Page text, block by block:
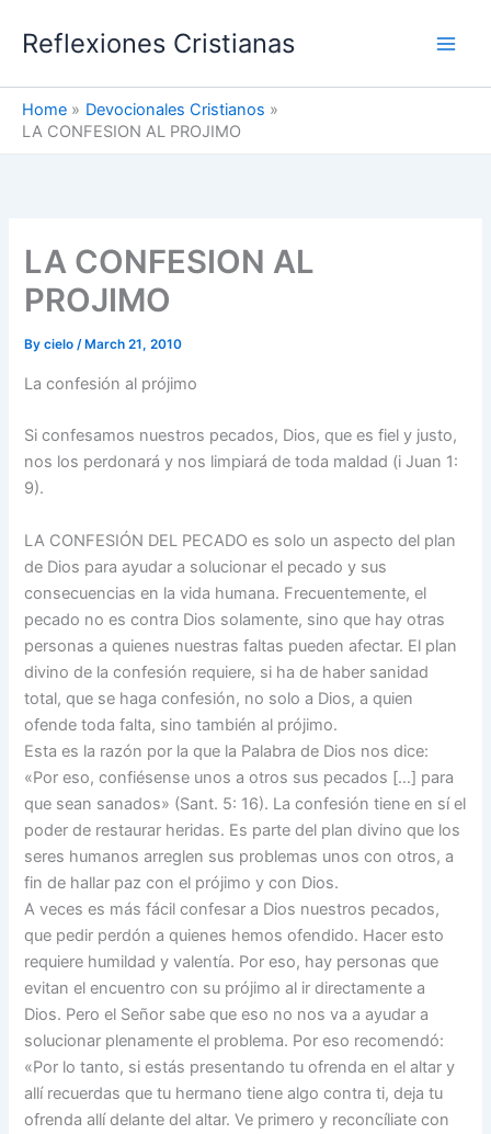
Reflexiones Cristianas
Home
Devocionales Cristianos
LA CONFESION AL PROJIMO
LA CONFESION AL
PROJIMO
Bycielo/ March 21, 2010
La confesión al prójimo
Si confesamos nuestros pecados, Dios, que es fiel y justo,
nos los perdonará y nos limpiará de toda maldad (i Juan 1:
9).
LA CONFESIÓN DEL PECADO es solo un aspecto del plan
de Dios para ayudar a solucionar el pecado y sus
consecuencias en la vida humana. Frecuentemente, el
pecado no es contra Dios solamente, sino que hay otras
personas a quienes nuestras faltas pueden afectar. El plan
divino de la confesión requiere, si ha de haber sanidad
total, que se haga confesión, no solo a Dios, a quien
ofende toda falta, sino también al prójimo.
Esta es la razón por la que la Palabra de Dios nos dice:
«Por eso, confiésense unos a otros sus pecados […] para
que sean sanados» (Sant. 5: 16). La confesión tiene en sí el
poder de restaurar heridas. Es parte del plan divino que los
seres humanos arreglen sus problemas unos con otros, a
fin de hallar paz con el prójimo y con Dios.
A veces es más fácil confesar a Dios nuestros pecados,
que pedir perdón a quienes hemos ofendido. Hacer esto
requiere humildad y valentía. Por eso, hay personas que
evitan el encuentro con su prójimo al ir directamente a
Dios. Pero el Señor sabe que eso no nos va a ayudar a
solucionar plenamente el problema. Por eso recomendó:
«Por lo tanto, si estás presentando tu ofrenda en el altar y
allí recuerdas que tu hermano tiene algo contra ti, deja tu
ofrenda allí delante del altar. Ve primero y reconcíliate con